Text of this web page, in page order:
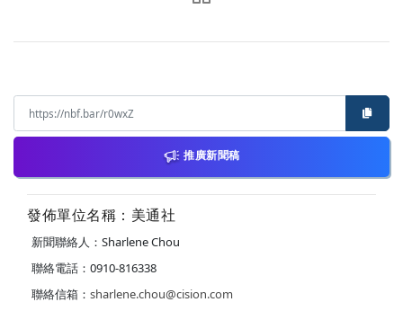
推廣新聞稿
發佈單位名稱：美通社
新聞聯絡人：Sharlene Chou
聯絡電話：0910-816338
聯絡信箱： sharlene.chou@cision.com